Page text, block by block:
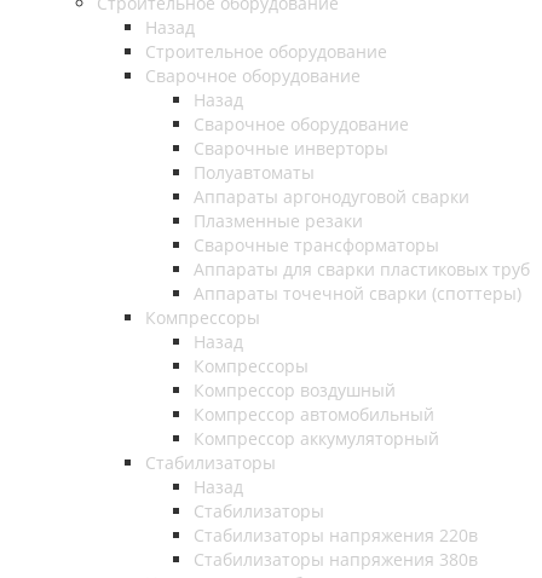
Назад
Строительное оборудование
Сварочное оборудование
Назад
Сварочное оборудование
Сварочные инверторы
Полуавтоматы
Аппараты аргонодуговой сварки
Плазменные резаки
Сварочные трансформаторы
Аппараты для сварки пластиковых труб
Аппараты точечной сварки (споттеры)
Компрессоры
Назад
Компрессоры
Компрессор воздушный
Компрессор автомобильный
Компрессор аккумуляторный
Стабилизаторы
Назад
Стабилизаторы
Стабилизаторы напряжения 220в
Стабилизаторы напряжения 380в